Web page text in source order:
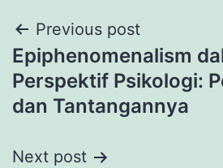
Post
navigation
Previous post
Epiphenomenalism
Perspektif Psikologi:
dan Tantangannya
Next post